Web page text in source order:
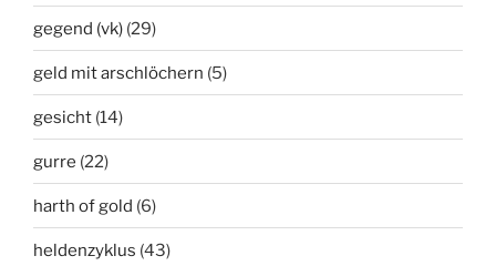
gegend (vk) (29)
geld mit arschlöchern (5)
gesicht (14)
gurre (22)
harth of gold (6)
heldenzyklus (43)